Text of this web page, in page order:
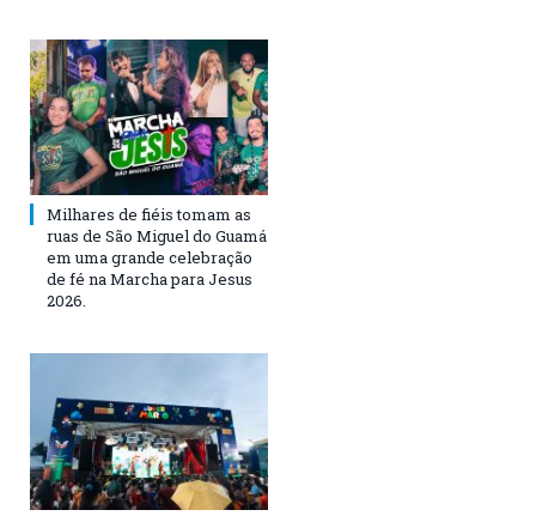
Milhares de fiéis tomam as
ruas de São Miguel do Guamá
em uma grande celebração
de fé na Marcha para Jesus
2026.